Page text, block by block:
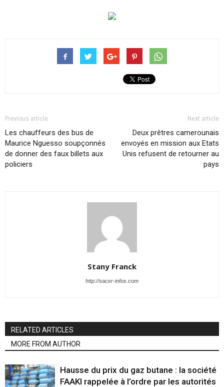
Previous article
Les chauffeurs des bus de
Maurice Nguesso soupçonnés
de donner des faux billets aux
policiers
Next article
Deux prêtres camerounais
envoyés en mission aux Etats
Unis refusent de retourner au
pays
Stany Franck
http://sacer-infos.com
RELATED ARTICLES
MORE FROM AUTHOR
Hausse du prix du gaz butane : la société
FAAKI rappelée à l’ordre par les autorités